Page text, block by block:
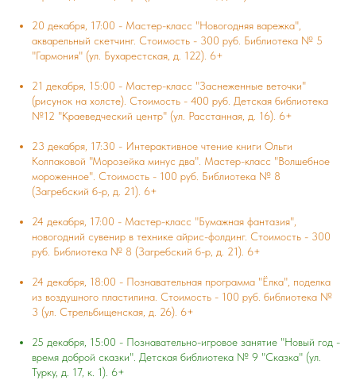
20 декабря, 17:00 - Мастер-класс "Новогодняя варежка",
акварельный скетчинг. Стоимость - 300 руб. Библиотека № 5
"Гармония" (ул. Бухарестская, д. 122). 6+
21 декабря, 15:00 - Мастер-класс "Заснеженные веточки"
(рисунок на холсте). Стоимость - 400 руб. Детская библиотека
№12 "Краеведческий центр" (ул. Расстанная, д. 16). 6+
23 декабря, 17:30 - Интерактивное чтение книги Ольги
Колпаковой "Морозейка минус два". Мастер-класс "Волшебное
мороженное". Стоимость - 100 руб. Библиотека № 8
(Загребский б-р, д. 21). 6+
24 декабря, 17:00 - Мастер-класс "Бумажная фантазия",
новогодний сувенир в технике айрис-фолдинг. Стоимость - 300
руб. Библиотека № 8 (Загребский б-р, д. 21). 6+
24 декабря, 18:00 - Познавательная программа "Ёлка", поделка
из воздушного пластилина. Стоимость - 100 руб. библиотека №
3 (ул. Стрельбищенская, д. 26). 6+
25 декабря, 15:00 - Познавательно-игровое занятие "Новый год -
время доброй сказки". Детская библиотека № 9 "Сказка" (ул.
Турку, д. 17, к. 1). 6+